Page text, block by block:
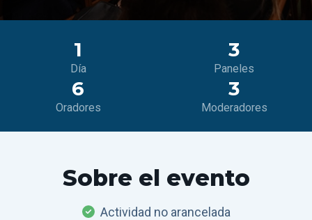
1
Día
3
Paneles
6
Oradores
3
Moderadores
Sobre el evento
Actividad no arancelada